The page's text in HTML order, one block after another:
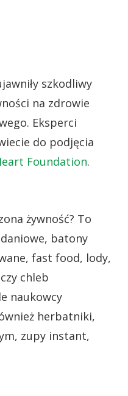
szkodliwy
na zdrowie
Eksperci
do podjęcia
Foundation.
żywność? To
batony
fast food, lody,
chleb
naukowcy
herbatniki,
zupy instant,